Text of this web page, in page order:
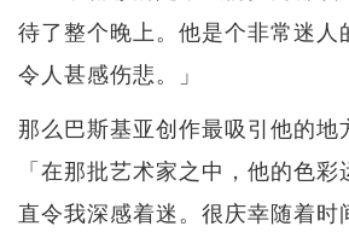
待了整个晚上。他是个非常迷人
令人甚感伤悲。」
那么巴斯基亚创作最吸引他的地
「在那批艺术家之中，他的色
直令我深感着迷。很庆幸随着时